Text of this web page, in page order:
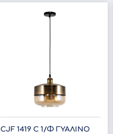
CJF 1419 C 1/Φ ΓΥΑΛΙΝΟ